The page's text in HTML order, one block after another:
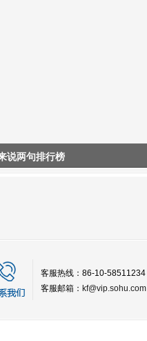
说两句排行榜
客服热线：86-10-58511234
客服邮箱： kf@vip.sohu.com